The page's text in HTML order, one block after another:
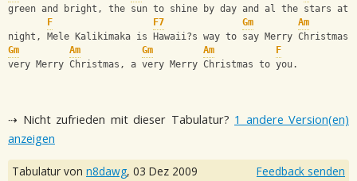
green and bright, the sun to shine by day and al the stars at
F
F7 Gm
Am
night, Mele Kalikimaka is Hawaii?s way to say Merry Christmas
Gm
Am Gm Am
F
very Merry Christmas, a very Merry Christmas to you.
⇢ Nicht zufrieden mit dieser Tabulatur? 1 andere Version(en)
anzeigen
Tabulatur von n8dawg, 03 Dez 2009 Feedback senden